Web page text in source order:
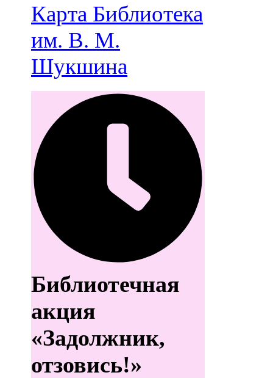
Карта Библиотека
им. В. М.
Шукшина
Библиотечная
акция
«Задолжник,
отзовись!»